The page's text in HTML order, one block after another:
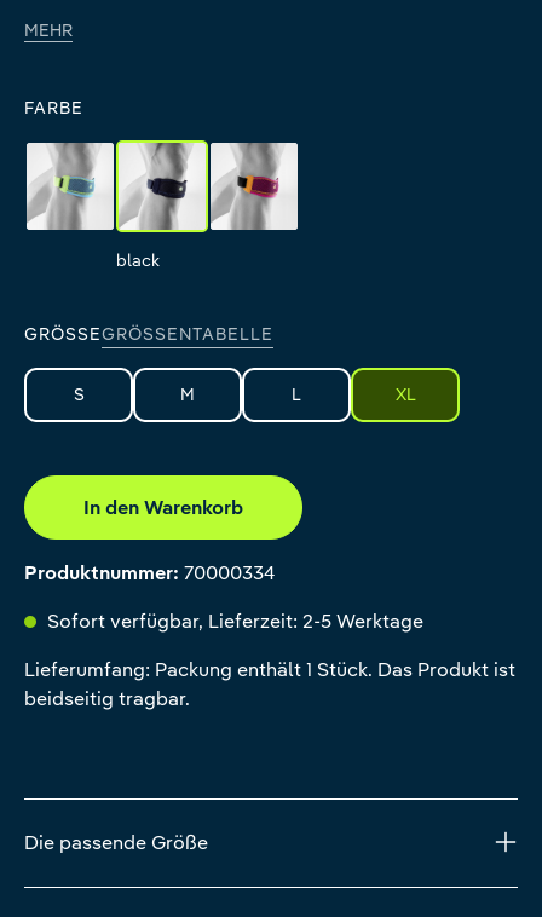
MEHR
FARBE
rivera black
black
pink
GRÖSSE GRÖSSENTABELLE
S M L XL
In den Warenkorb
Produktnummer: 70000334
Sofort verfügbar, Lieferzeit: 2-5 Werktage
Lieferumfang: Packung enthält 1 Stück. Das Produkt ist
beidseitig tragbar.
Die passende Größe